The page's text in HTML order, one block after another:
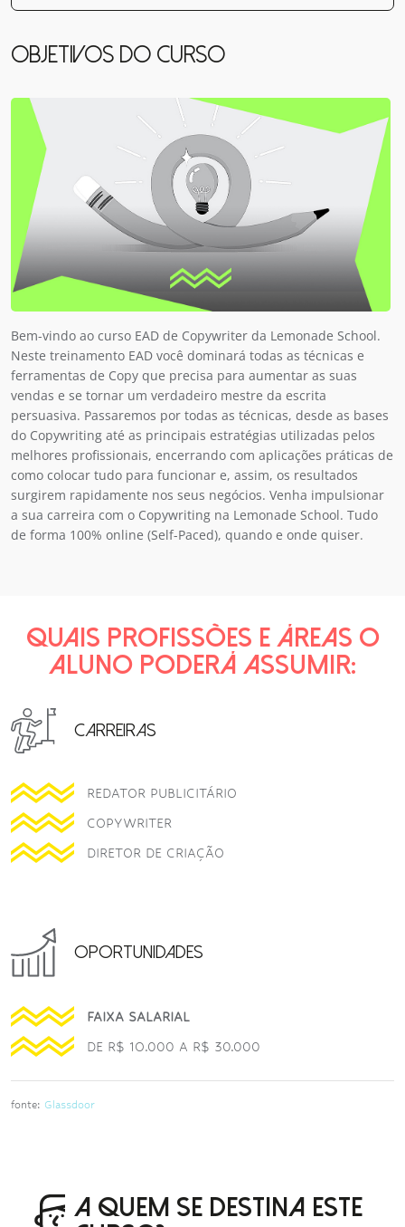
OBJETIVOS DO CURSO
Bem-vindo ao curso EAD de Copywriter da Lemonade School.
Neste treinamento EAD você dominará todas as técnicas e
ferramentas de Copy que precisa para aumentar as suas
vendas e se tornar um verdadeiro mestre da escrita
persuasiva. Passaremos por todas as técnicas, desde as bases
do Copywriting até as principais estratégias utilizadas pelos
melhores profissionais, encerrando com aplicações práticas de
como colocar tudo para funcionar e, assim, os resultados
surgirem rapidamente nos seus negócios. Venha impulsionar
a sua carreira com o Copywriting na Lemonade School. Tudo
de forma 100% online (Self-Paced), quando e onde quiser.
QUAIS PROFISSÕES E ÁREAS O
ALUNO PODERÁ ASSUMIR:
CARREIRAS
REDATOR PUBLICITÁRIO
COPYWRITER
DIRETOR DE CRIAÇÃO
OPORTUNIDADES
FAIXA SALARIAL
DE R$ 1O.000 A R$ 30.000
fonte: Glassdoor
A QUEM SE DESTINA ESTE